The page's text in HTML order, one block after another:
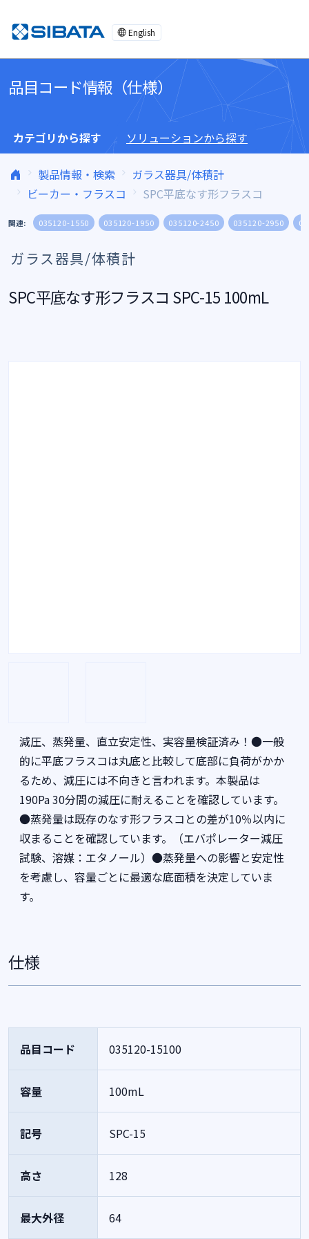
English
品目コード情報（仕様）
カテゴリから探す ソリューションから探す
製品情報・検索
ガラス器具/体積計
ビーカー・フラスコ
SPC平底なす形フラスコ
関連: 035120-1550 035120-1950 035120-2450 035120-2950
ガラス器具/体積計
SPC平底なす形フラスコ SPC-15 100mL
減圧、蒸発量、直立安定性、実容量検証済み！●一般
的に平底フラスコは丸底と比較して底部に負荷がかか
るため、減圧には不向きと言われます。本製品は
190Pa 30分間の減圧に耐えることを確認しています。
●蒸発量は既存のなす形フラスコとの差が10％以内に
収まることを確認しています。（エバポレーター減圧
試験、溶媒：エタノール）●蒸発量への影響と安定性
を考慮し、容量ごとに最適な底面積を決定していま
す。
仕様
品目コード 035120-15100
容量 100mL
記号 SPC-15
高さ 128
最大外径 64